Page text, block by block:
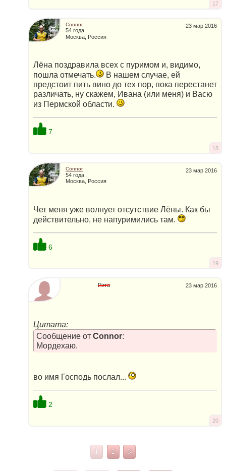
17
23 мар 2016
Connor
54 года
Москва, Россия
Лёна поздравила всех с пуримом и, видимо,
пошла отмечать.
В нашем случае, ей
предстоит пить вино до тех пор, пока перестанет
различать, ну скажем, Ивана (или меня) и Васю
из Пермской области.
7
18
23 мар 2016
Connor
54 года
Москва, Россия
Чет меня уже волнует отсутствие Лёны. Как бы
действительно, не напуримились там.
6
19
23 мар 2016
Рита
Цитата:
Сообщение от Connor:
Мордехаю.
во имя Господь послал...
2
20
1 2 3